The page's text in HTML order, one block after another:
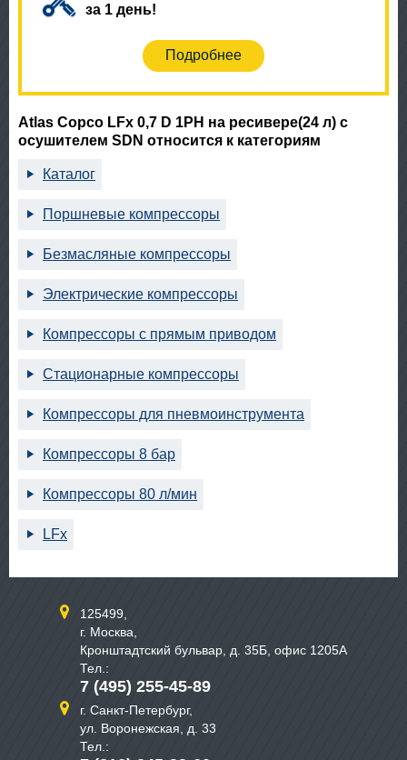
за 1 день!
Подробнее
Atlas Copco LFx 0,7 D 1PH на ресивере(24 л) с
осушителем SDN относится к категориям
Каталог
Поршневые компрессоры
Безмасляные компрессоры
Электрические компрессоры
Компрессоры с прямым приводом
Стационарные компрессоры
Компрессоры для пневмоинструмента
Компрессоры 8 бар
Компрессоры 80 л/мин
LFx
125499,
г. Москва,
Кронштадтский бульвар, д. 35Б, офис 1205А
Тел.:
7 (495) 255-45-89
г. Санкт-Петербург,
ул. Воронежская, д. 33
Тел.: